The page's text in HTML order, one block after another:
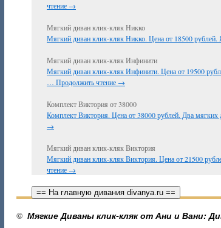
чтение →
Мягкий диван клик-кляк Никко
Мягкий диван клик-кляк Никко. Цена от 18500 рублей.
Мягкий диван клик-кляк Инфинити
Мягкий диван клик-кляк Инфинити. Цена от 19500
… Продолжить чтение →
Комплект Виктория от 38000
Комплект Виктория. Цена от 38000 рублей. Два мягких
→
Мягкий диван клик-кляк Виктория
Мягкий диван клик-кляк Виктория. Цена от 21500
чтение →
== На главную дивания divanya.ru ==
© Мягкие Диваны клик-кляк от Ани и Вани: